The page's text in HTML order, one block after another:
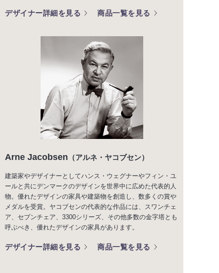
デザイナー詳細を見る 商品一覧を見る
Arne Jacobsen （アルネ・ヤコブセン）
建築家やデザイナーとしてハンス・ウェグナーやフィン・ユ
ールと共にデンマークのデザインを世界中に広めた代表的人
物。優れたデザインの家具や建築物を創造し、数多くの賞や
メダルを受賞。ヤコブセンの代表的な作品には、スワンチェ
ア、セブンチェア、3300シリーズ、その他多数の金字塔とも
呼ぶべき、優れたデザインの家具があります。
デザイナー詳細を見る 商品一覧を見る